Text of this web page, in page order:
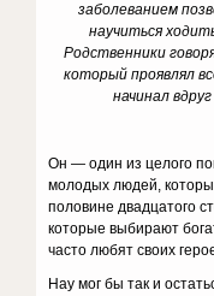
заболеванием
научиться
Родственники
который проявлял
начинал
Он — один из целого
молодых людей,
половине двадцатого
которые выбирают
часто любят своих
Нау мог бы так и